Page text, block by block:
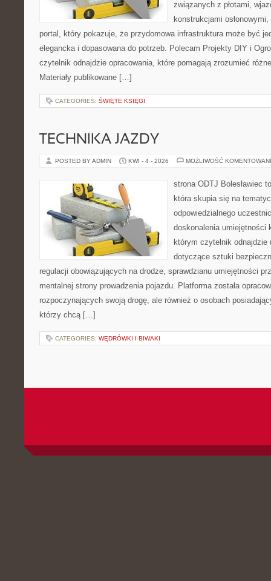
związanych z płotami,
konstrukcjami
portal, który pokazuje, że przydomowa infrastruktura może być
elegancka i dopasowana do potrzeb. Polecam Projekty DIY i
czytelnik odnajdzie opracowania, które pomagają zrozumieć
Materiały publikowane […]
CATEGORIES: ŚWIĘTE KSIĘGI
TECHNIKA JAZDY
POSTED BY ADMIN KWI - 4 - 2026 MOŻLIWOŚĆ
strona ODTJ Bolesławiec
która skupia się na
odpowiedzialnego
doskonalenia umiejętności
którym czytelnik odnajdzie
dotyczące sztuki
regulacji obowiązujących na drodze, sprawdzianu umiejętności
mentalnej strony prowadzenia pojazdu. Platforma została
rozpoczynających swoją drogę, ale również o osobach
którzy chcą […]
CATEGORIES: WĘDRÓWKI I BIWAKI